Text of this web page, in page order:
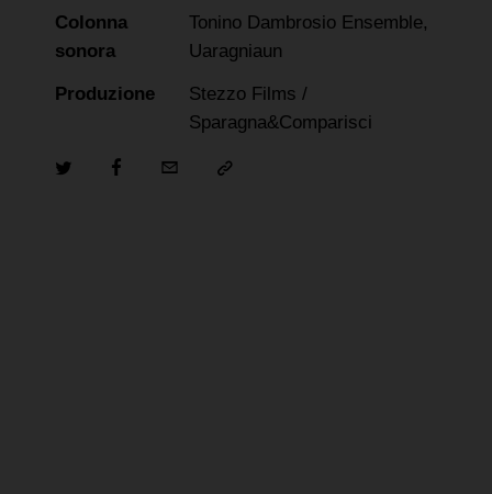
Colonna
sonora
Tonino Dambrosio Ensemble,
Uaragniaun
Produzione
Stezzo Films /
Sparagna&Comparisci